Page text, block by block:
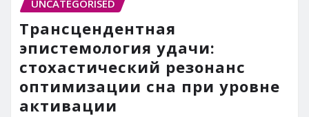
UNCATEGORISED
Трансцендентная
эпистемология удачи:
стохастический резонанс
оптимизации сна при уровне
активации